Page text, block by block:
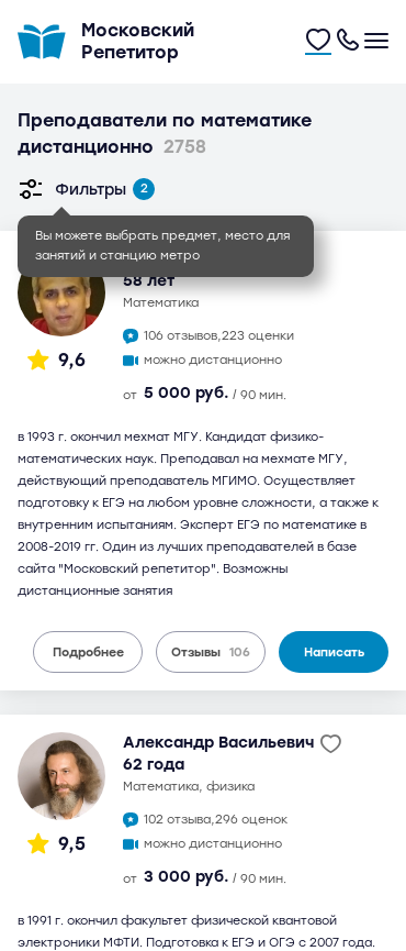
Московский
Репетитор
Преподаватели по математике
дистанционно 2758
Вы можете выбрать предмет, место для
занятий и станцию метро
Фильтры 2
9,6
Сахавет Маилович
58 лет
математика
106 отзывов,223 оценки
можно дистанционно
от 5 000 руб. / 90 мин.
в 1993 г. окончил мехмат МГУ. Кандидат физико-
математических наук. Преподавал на мехмате МГУ,
действующий преподаватель МГИМО. Осуществляет
подготовку к ЕГЭ на любом уровне сложности, а также к
внутренним испытаниям. Эксперт ЕГЭ по математике в
2008-2019 гг. Один из лучших преподавателей в базе
сайта "Московский репетитор". Возможны
дистанционные занятия
Подробнее Отзывы 106 Написать
9,5
Александр Васильевич
62 года
математика, физика
102 отзыва,296 оценок
можно дистанционно
от 3 000 руб. / 90 мин.
в 1991 г. окончил факультет физической квантовой
электроники МФТИ. Подготовка к ЕГЭ и ОГЭ с 2007 года.